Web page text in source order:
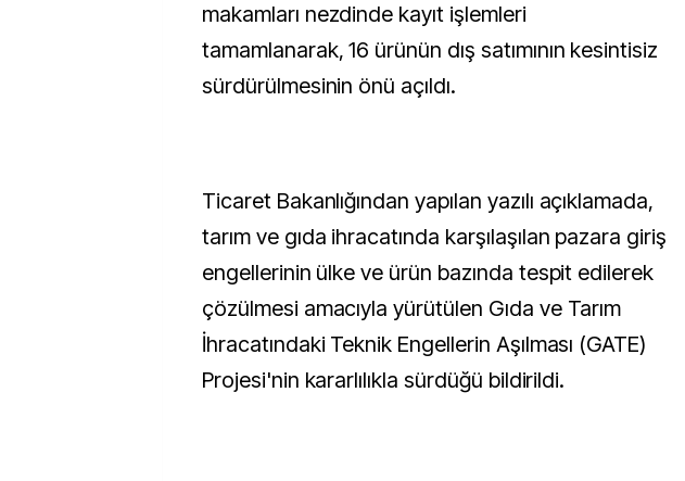
makamları nezdinde kayıt işlemleri
tamamlanarak, 16 ürünün dış satımının kesintisiz
sürdürülmesinin önü açıldı.
Ticaret Bakanlığından yapılan yazılı açıklamada,
tarım ve gıda ihracatında karşılaşılan pazara giriş
engellerinin ülke ve ürün bazında tespit edilerek
çözülmesi amacıyla yürütülen Gıda ve Tarım
İhracatındaki Teknik Engellerin Aşılması (GATE)
Projesi'nin kararlılıkla sürdüğü bildirildi.